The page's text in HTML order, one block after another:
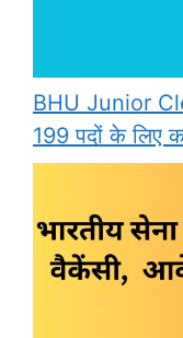
BHU Junior
199 पदों के लिए